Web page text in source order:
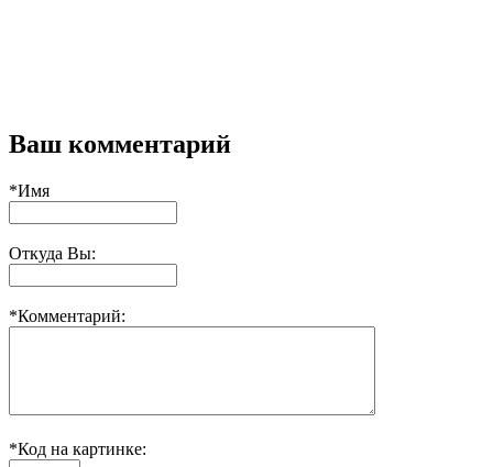
Ваш комментарий
*Имя
Откуда Вы:
*Комментарий:
*Код на картинке: